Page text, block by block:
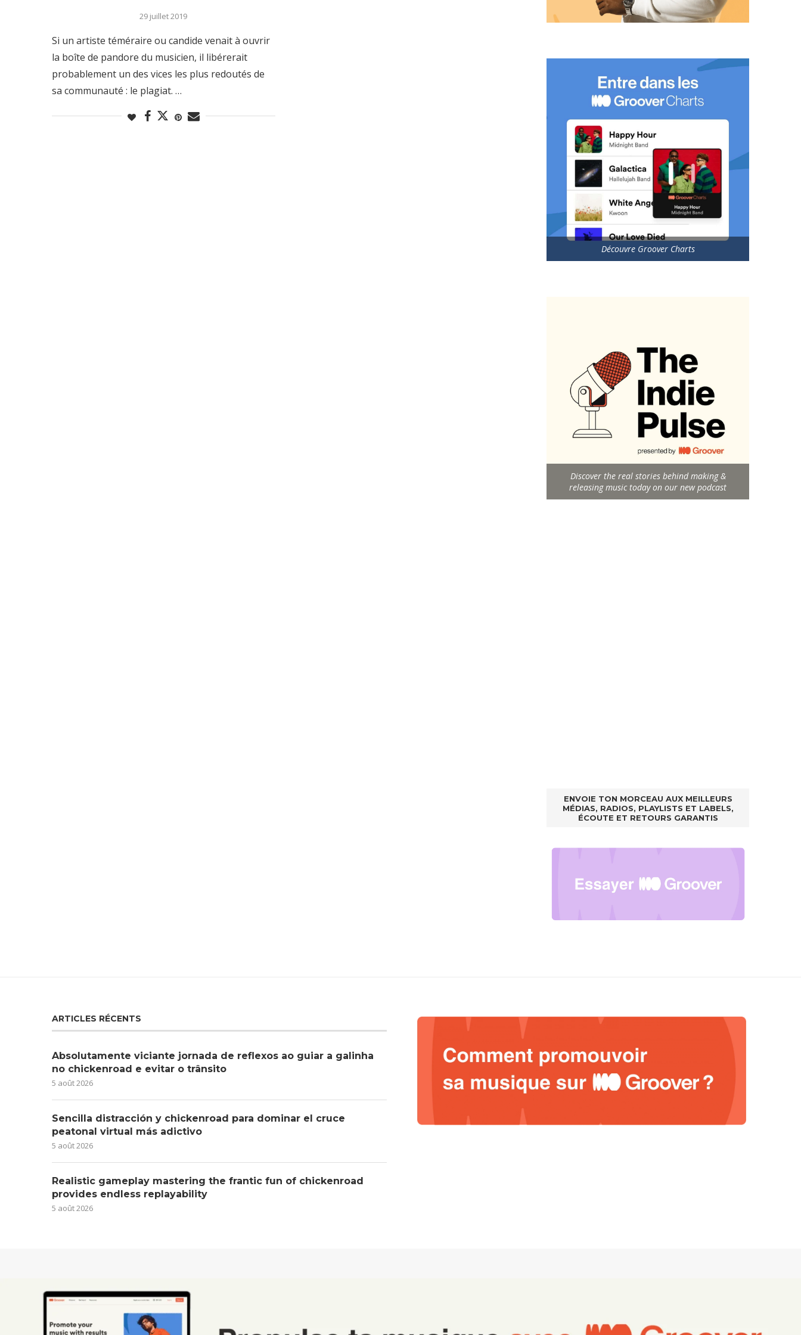
29 juillet 2019
Si un artiste téméraire ou candide venait à ouvrir
la boîte de pandore du musicien, il libérerait
probablement un des vices les plus redoutés de
sa communauté : le plagiat. …
Découvre Groover Charts
Discover the real stories behind making &
releasing music today on our new podcast
ENVOIE TON MORCEAU AUX MEILLEURS
MÉDIAS, RADIOS, PLAYLISTS ET LABELS,
ÉCOUTE ET RETOURS GARANTIS
ARTICLES RÉCENTS
Absolutamente viciante jornada de reflexos ao guiar a galinha
no chickenroad e evitar o trânsito
5 août 2026
Sencilla distracción y chickenroad para dominar el cruce
peatonal virtual más adictivo
5 août 2026
Realistic gameplay mastering the frantic fun of chickenroad
provides endless replayability
5 août 2026